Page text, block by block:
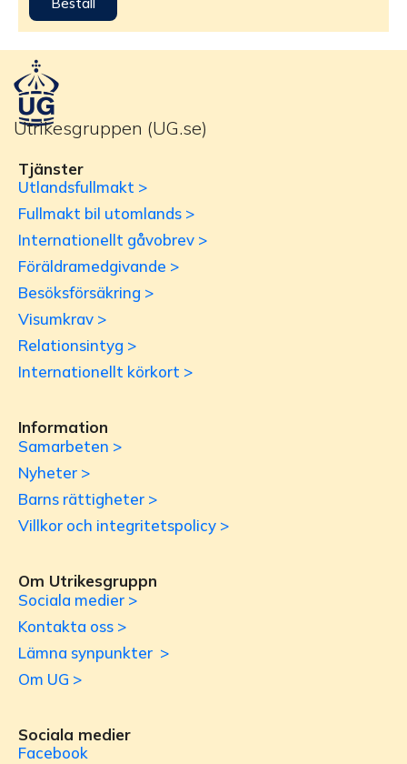
Beställ
Utrikesgruppen (UG.se)
Tjänster
Utlandsfullmakt >
Fullmakt bil utomlands >
Internationellt gåvobrev >
Föräldramedgivande >
Besöksförsäkring >
Visumkrav >
Relationsintyg >
Internationellt körkort >
Information
Samarbeten >
Nyheter >
Barns rättigheter >
Villkor och integritetspolicy >
Om Utrikesgruppn
Sociala medier >
Kontakta oss >
Lämna synpunkter >
Om UG >
Sociala medier
Facebook